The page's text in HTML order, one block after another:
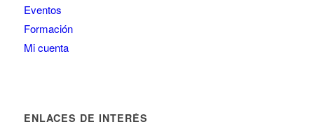
Eventos
Formación
Mi cuenta
ENLACES DE INTERÉS